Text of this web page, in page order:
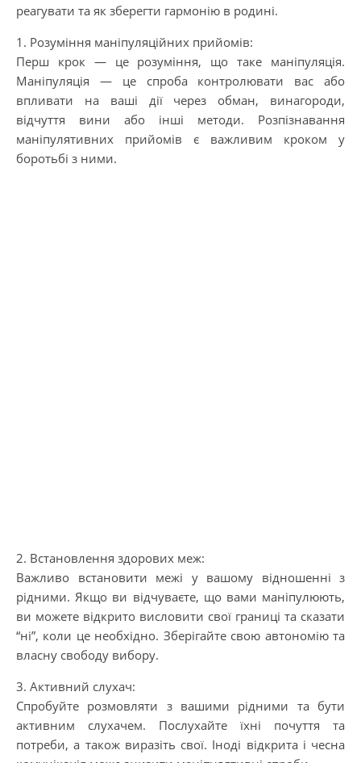
реагувати та як зберегти гармонію в родині.
1. Розуміння маніпуляційних прийомів:
Перш крок — це розуміння, що таке маніпуляція.
Маніпуляція — це спроба контролювати вас або
впливати на ваші дії через обман, винагороди,
відчуття вини або інші методи. Розпізнавання
маніпулятивних прийомів є важливим кроком у
боротьбі з ними.
2. Встановлення здорових меж:
Важливо встановити межі у вашому відношенні з
рідними. Якщо ви відчуваєте, що вами маніпулюють,
ви можете відкрито висловити свої границі та сказати
“ні”, коли це необхідно. Зберігайте свою автономію та
власну свободу вибору.
3. Активний слухач:
Спробуйте розмовляти з вашими рідними та бути
активним слухачем. Послухайте їхні почуття та
потреби, а також виразіть свої. Іноді відкрита і чесна